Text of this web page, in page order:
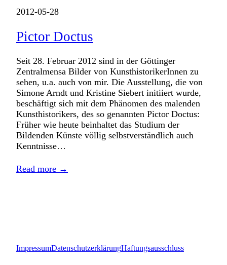
2012-05-28
Pictor Doctus
Seit 28. Februar 2012 sind in der Göttinger
Zentralmensa Bilder von KunsthistorikerInnen zu
sehen, u.a. auch von mir. Die Ausstellung, die von
Simone Arndt und Kristine Siebert initiiert wurde,
beschäftigt sich mit dem Phänomen des malenden
Kunsthistorikers, des so genannten Pictor Doctus:
Früher wie heute beinhaltet das Studium der
Bildenden Künste völlig selbstverständlich auch
Kenntnisse…
Read more →
ImpressumDatenschutzerklärungHaftungsausschluss